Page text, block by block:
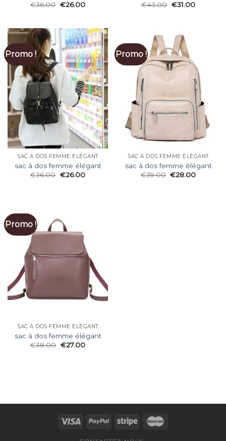
€36.00 €26.00
€43.00 €31.00
Promo !
SAC À DOS FEMME ÉLÉGANT
sac à dos femme élégant
€36.00 €26.00
Promo !
SAC À DOS FEMME ÉLÉGANT
sac à dos femme élégant
€39.00 €28.00
Promo !
SAC À DOS FEMME ÉLÉGANT
sac à dos femme élégant
€38.00 €27.00